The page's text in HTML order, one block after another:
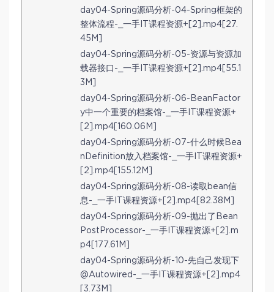
day04-Spring源码分析-04-Spring框架的
整体流程-_一手IT课程资源+[2].mp4[27.
45M]
day04-Spring源码分析-05-资源与资源加
载器接口-_一手IT课程资源+[2].mp4[55.1
3M]
day04-Spring源码分析-06-BeanFactor
y中一个重要的档案馆-_一手IT课程资源+
[2].mp4[160.06M]
day04-Spring源码分析-07-什么时候Bea
nDefinition放入档案馆-_一手IT课程资源+
[2].mp4[155.12M]
day04-Spring源码分析-08-读取bean信
息-_一手IT课程资源+[2].mp4[82.38M]
day04-Spring源码分析-09-抛出了Bean
PostProcessor-_一手IT课程资源+[2].m
p4[177.61M]
day04-Spring源码分析-10-先自己发现下
@Autowired-_一手IT课程资源+[2].mp4
[3.73M]